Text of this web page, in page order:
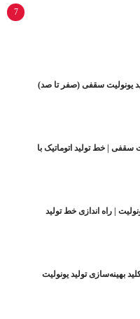
7
یونولیت سقفی (صفر تا صد)
سقفی | خط تولید اتوماتیک با
| راه اندازی خط تولید
بهینه‌سازی تولید یونولیت